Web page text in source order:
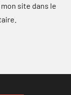
site dans le